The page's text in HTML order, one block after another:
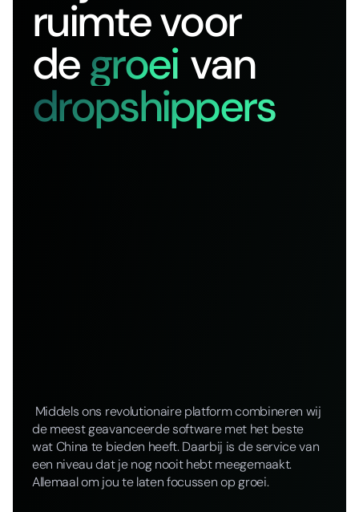
ruimte voor
degroei van
dropshippers
Middels ons revolutionaire platform combineren wij
de meest geavanceerde software met het beste
wat China te bieden heeft. Daarbij is de service van
een niveau dat je nog nooit hebt meegemaakt.
Allemaal om jou te laten focussen op groei.